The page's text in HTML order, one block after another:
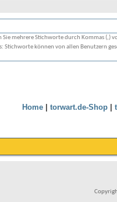
Sie mehrere Stichworte durch Kommas (,)
Stichworte können von allen Benutzern
Home| torwart.de-Shop|